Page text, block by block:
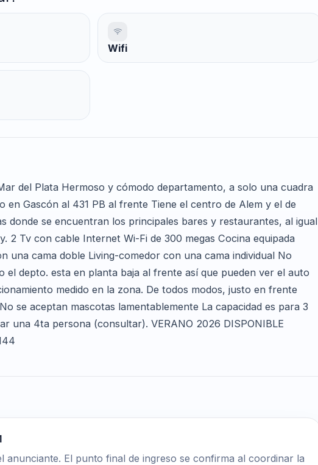
Wifi
del Plata Hermoso y cómodo departamento, a solo una cuadra
en Gascón al 431 PB al frente Tiene el centro de Alem y el de
donde se encuentran los principales bares y restaurantes, al igual
2 Tv con cable Internet Wi-Fi de 300 megas Cocina equipada
una cama doble Living-comedor con una cama individual No
el depto. esta en planta baja al frente así que pueden ver el auto
medido en la zona. De todos modos, justo en frente
se aceptan mascotas lamentablemente La capacidad es para 3
una 4ta persona (consultar). VERANO 2026 DISPONIBLE
anunciante. El punto final de ingreso se confirma al coordinar la